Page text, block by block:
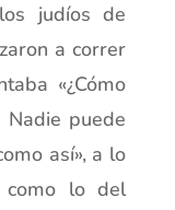
judíos de
a correr
«¿Cómo
puede
así», a lo
como lo del